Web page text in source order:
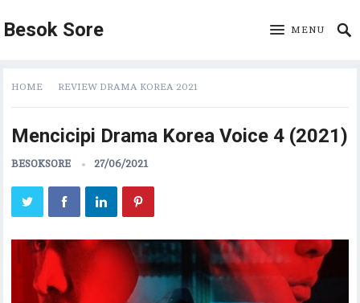
Besok Sore MENU
HOME REVIEW DRAMA KOREA 2021
Mencicipi Drama Korea Voice 4 (2021)
BESOKSORE 27/06/2021